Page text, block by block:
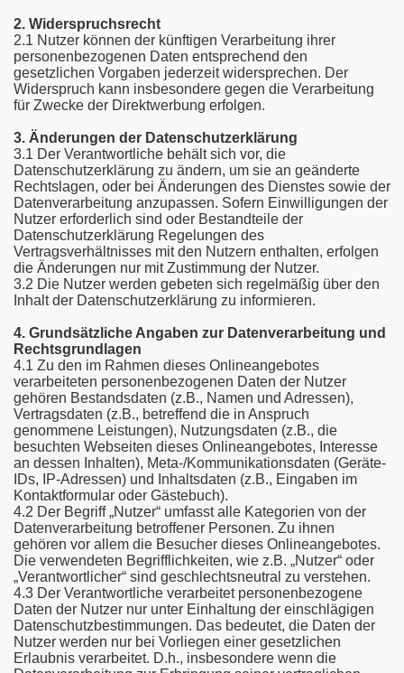
2. Widerspruchsrecht
2.1 Nutzer können der künftigen Verarbeitung ihrer
personenbezogenen Daten entsprechend den
gesetzlichen Vorgaben jederzeit widersprechen. Der
Widerspruch kann insbesondere gegen die Verarbeitung
für Zwecke der Direktwerbung erfolgen.
3. Änderungen der Datenschutzerklärung
3.1 Der Verantwortliche behält sich vor, die
Datenschutzerklärung zu ändern, um sie an geänderte
Rechtslagen, oder bei Änderungen des Dienstes sowie der
Datenverarbeitung anzupassen. Sofern Einwilligungen der
Nutzer erforderlich sind oder Bestandteile der
Datenschutzerklärung Regelungen des
Vertragsverhältnisses mit den Nutzern enthalten, erfolgen
die Änderungen nur mit Zustimmung der Nutzer.
3.2 Die Nutzer werden gebeten sich regelmäßig über den
Inhalt der Datenschutzerklärung zu informieren.
4. Grundsätzliche Angaben zur Datenverarbeitung und
Rechtsgrundlagen
4.1 Zu den im Rahmen dieses Onlineangebotes
verarbeiteten personenbezogenen Daten der Nutzer
gehören Bestandsdaten (z.B., Namen und Adressen),
Vertragsdaten (z.B., betreffend die in Anspruch
genommene Leistungen), Nutzungsdaten (z.B., die
besuchten Webseiten dieses Onlineangebotes, Interesse
an dessen Inhalten), Meta-/Kommunikationsdaten (Geräte-
IDs, IP-Adressen) und Inhaltsdaten (z.B., Eingaben im
Kontaktformular oder Gästebuch).
4.2 Der Begriff „Nutzer“ umfasst alle Kategorien von der
Datenverarbeitung betroffener Personen. Zu ihnen
gehören vor allem die Besucher dieses Onlineangebotes.
Die verwendeten Begrifflichkeiten, wie z.B. „Nutzer“ oder
„Verantwortlicher“ sind geschlechtsneutral zu verstehen.
4.3 Der Verantwortliche verarbeitet personenbezogene
Daten der Nutzer nur unter Einhaltung der einschlägigen
Datenschutzbestimmungen. Das bedeutet, die Daten der
Nutzer werden nur bei Vorliegen einer gesetzlichen
Erlaubnis verarbeitet. D.h., insbesondere wenn die